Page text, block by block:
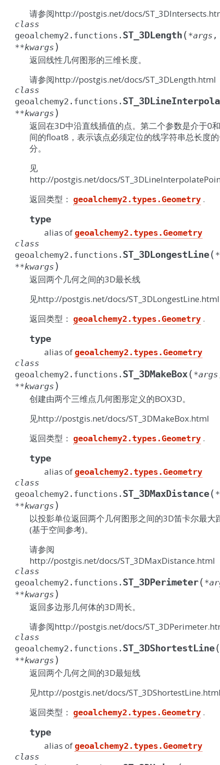
请参阅http://postgis.net/docs/
class
geoalchemy2.functions. ST_3DLength ( *args ,
**kwargs )
返回线性几何图形的三维长度。
请参阅http://postgis.net/docs/ST_3DLength.html
class
geoalchemy2.functions.
**kwargs )
返回在3D中沿直线插值的点。第二个参数是介于0
间的float8，表示该点必须定位的线字符串总长度
分。
见
http://postgis.net/docs/
返回类型： geoalchemy2.types.Geometry .
type
alias of geoalchemy2.types.Geometry
class
geoalchemy2.functions. ST_3DLongestLine( *
**kwargs )
返回两个几何之间的3D最长线
见http://postgis.net/docs/ST_3DLongestLine.html
返回类型： geoalchemy2.types.Geometry .
type
alias of geoalchemy2.types.Geometry
class
geoalchemy2.functions. ST_3DMakeBox( *args
**kwargs )
创建由两个三维点几何图形定义的BOX3D。
见http://postgis.net/docs/ST_3DMakeBox.html
返回类型： geoalchemy2.types.Geometry .
type
alias of geoalchemy2.types.Geometry
class
geoalchemy2.functions. ST_3DMaxDistance( *
**kwargs )
以投影单位返回两个几何图形之间的3D笛卡尔最大
(基于空间参考)。
请参阅
http://postgis.net/docs/ST_3DMaxDistance.html
class
geoalchemy2.functions. ST_3DPerimeter( *
**kwargs )
返回多边形几何体的3D周长。
请参阅http://postgis.net/docs/
class
geoalchemy2.functions. ST_3DShortestLine(
**kwargs )
返回两个几何之间的3D最短线
见http://postgis.net/docs/
返回类型： geoalchemy2.types.Geometry .
type
alias of geoalchemy2.types.Geometry
class